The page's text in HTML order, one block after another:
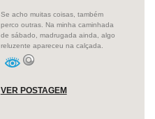
Se acho muitas coisas, também
perco outras. Na minha caminhada
de sábado, madrugada ainda, algo
reluzente apareceu na calçada.
VER POSTAGEM